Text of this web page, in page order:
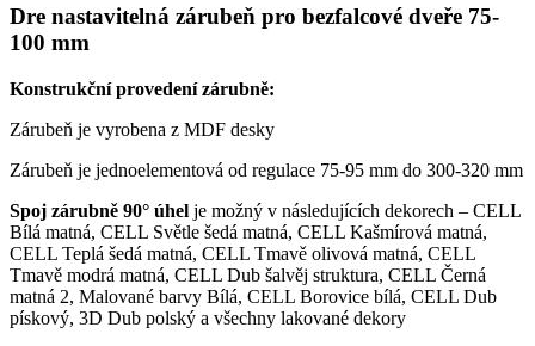
Dre nastavitelná zárubeň pro bezfalcové dveře 75-
100 mm
Konstrukční provedení zárubně:
Zárubeň je vyrobena z MDF desky
Zárubeň je jednoelementová od regulace 75-95 mm do 300-320 mm
Spoj zárubně 90° úhel je možný v následujících dekorech – CELL
Bílá matná, CELL Světle šedá matná, CELL Kašmírová matná,
CELL Teplá šedá matná, CELL Tmavě olivová matná, CELL
Tmavě modrá matná, CELL Dub šalvěj struktura, CELL Černá
matná 2, Malované barvy Bílá, CELL Borovice bílá, CELL Dub
pískový, 3D Dub polský a všechny lakované dekory